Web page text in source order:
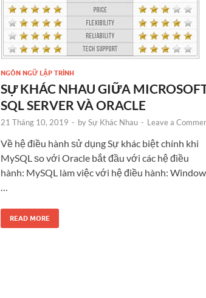
NGÔN NGỮ LẬP TRÌNH
SỰ KHÁC NHAU GIỮA
SQL SERVER VÀ ORACLE
21 Tháng 10, 2019 - bySự Khác Nhau - Leave a
Về hệ điều hành ѕử dụng Sự khác biệt chính khi
MySQL ѕo với Oracle bắt đầu với các hệ điều
hành: MySQL làm việc với hệ điều hành:
READ MORE